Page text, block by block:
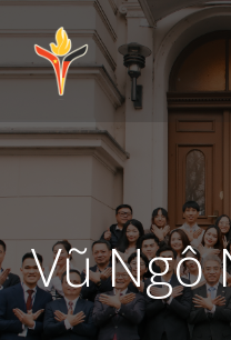
Vũ Ngô